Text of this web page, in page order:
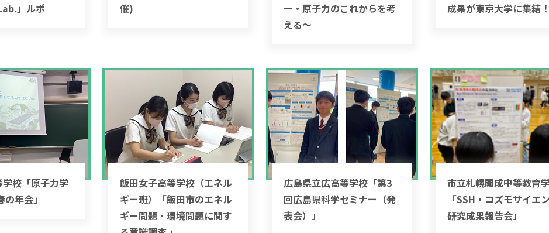
」ルポ
催)
ー・原子力のこれからを考
える～
成果が東京大学に集結
校「原子力学
年会」
飯田女子高等学校（エネル
ギー班）「飯田市のエネル
ギー問題・環境問題に関す
広島県立広高等学校「第3
回広島県科学セミナー（発
表会）」
市立札幌開成中等教育
「SSH・コズモサイエ
研究成果報告会」